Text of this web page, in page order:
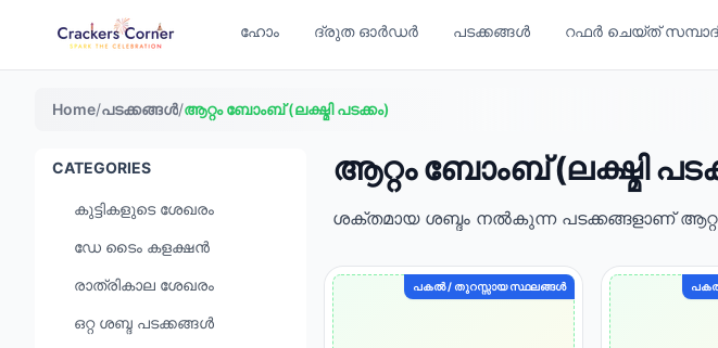
ഹോം ദ്രുത ഓർഡർ പടക്കങ്ങൾ റഫർ ചെയ്ത്
Home/പടക്കങ്ങൾ/ആറ്റം ബോംബ് (ലക്ഷ്മി പടക്കം)
CATEGORIES
കുട്ടികളുടെ ശേഖരം
ഡേ ടൈം കളക്ഷൻ
രാത്രികാല ശേഖരം
ഒറ്റ ശബ്ദ പടക്കങ്ങൾ
ആറ്റം ബോംബ് (ലക്ഷ്മി
ശക്തമായ ശബ്ദം നൽകുന്ന പടക്കങ്ങളാണ്
പകൽ / തുറസ്സായ സ്ഥലങ്ങൾ